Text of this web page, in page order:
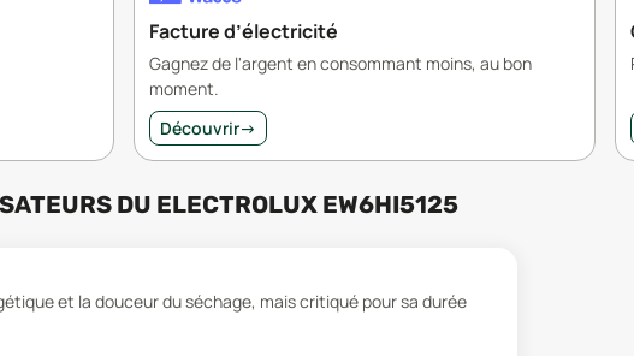
Facture d’électricité
Gagnez de l'argent en consommant moins, au bon
moment.
Découvrir→
DU ELECTROLUX EW6HI5125
et la douceur du séchage, mais critiqué pour sa durée